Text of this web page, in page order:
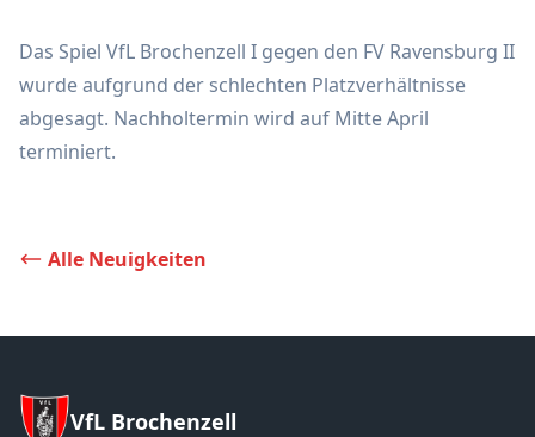
Das Spiel VfL Brochenzell I gegen den FV Ravensburg II
wurde aufgrund der schlechten Platzverhältnisse
abgesagt. Nachholtermin wird auf Mitte April
terminiert.
Alle Neuigkeiten
VfL Brochenzell